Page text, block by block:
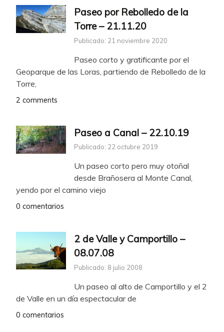
Paseo por Rebolledo de la
Torre – 21.11.20
Publicado: 21 noviembre 2020
Paseo corto y gratificante por el
Geoparque de las Loras, partiendo de Rebolledo de la
Torre,
2 comments
Paseo a Canal – 22.10.19
Publicado: 22 octubre 2019
Un paseo corto pero muy otoñal
desde Brañosera al Monte Canal,
yendo por el camino viejo
0 comentarios
2 de Valle y Camportillo –
08.07.08
Publicado: 8 julio 2008
Un paseo al alto de Camportillo y el 2
de Valle en un día espectacular de
0 comentarios